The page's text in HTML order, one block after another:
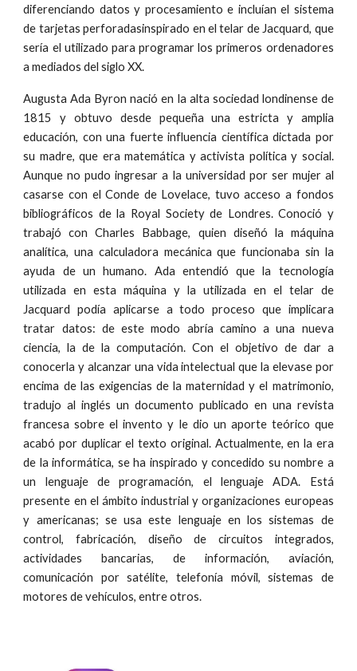
diferenciando datos y procesamiento e incluían el sistema
de tarjetas perforadasinspirado en el telar de Jacquard, que
sería el utilizado para programar los primeros ordenadores
a mediados del siglo XX.
Augusta Ada Byron nació en la alta sociedad londinense de
1815 y obtuvo desde pequeña una estricta y amplia
educación, con una fuerte influencia científica dictada por
su madre, que era matemática y activista política y social.
Aunque no pudo ingresar a la universidad por ser mujer al
casarse con el Conde de Lovelace, tuvo acceso a fondos
bibliográficos de la Royal Society de Londres. Conoció y
trabajó con Charles Babbage, quien diseñó la máquina
analítica, una calculadora mecánica que funcionaba sin la
ayuda de un humano. Ada entendió que la tecnología
utilizada en esta máquina y la utilizada en el telar de
Jacquard podía aplicarse a todo proceso que implicara
tratar datos: de este modo abría camino a una nueva
ciencia, la de la computación. Con el objetivo de dar a
conocerla y alcanzar una vida intelectual que la elevase por
encima de las exigencias de la maternidad y el matrimonio,
tradujo al inglés un documento publicado en una revista
francesa sobre el invento y le dio un aporte teórico que
acabó por duplicar el texto original. Actualmente, en la era
de la informática, se ha inspirado y concedido su nombre a
un lenguaje de programación, el lenguaje ADA. Está
presente en el ámbito industrial y organizaciones europeas
y americanas; se usa este lenguaje en los sistemas de
control, fabricación, diseño de circuitos integrados,
actividades bancarias, de información, aviación,
comunicación por satélite, telefonía móvil, sistemas de
motores de vehículos, entre otros.